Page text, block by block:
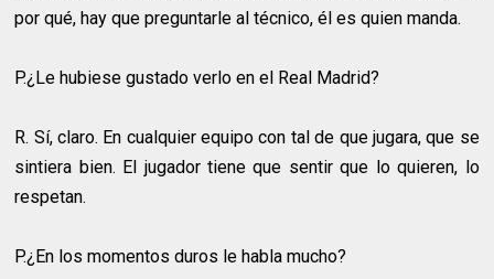
por qué, hay que preguntarle al técnico, él es quien manda.
P.¿Le hubiese gustado verlo en el Real Madrid?
R. Sí, claro. En cualquier equipo con tal de que jugara, que se
sintiera bien. El jugador tiene que sentir que lo quieren, lo
respetan.
P.¿En los momentos duros le habla mucho?